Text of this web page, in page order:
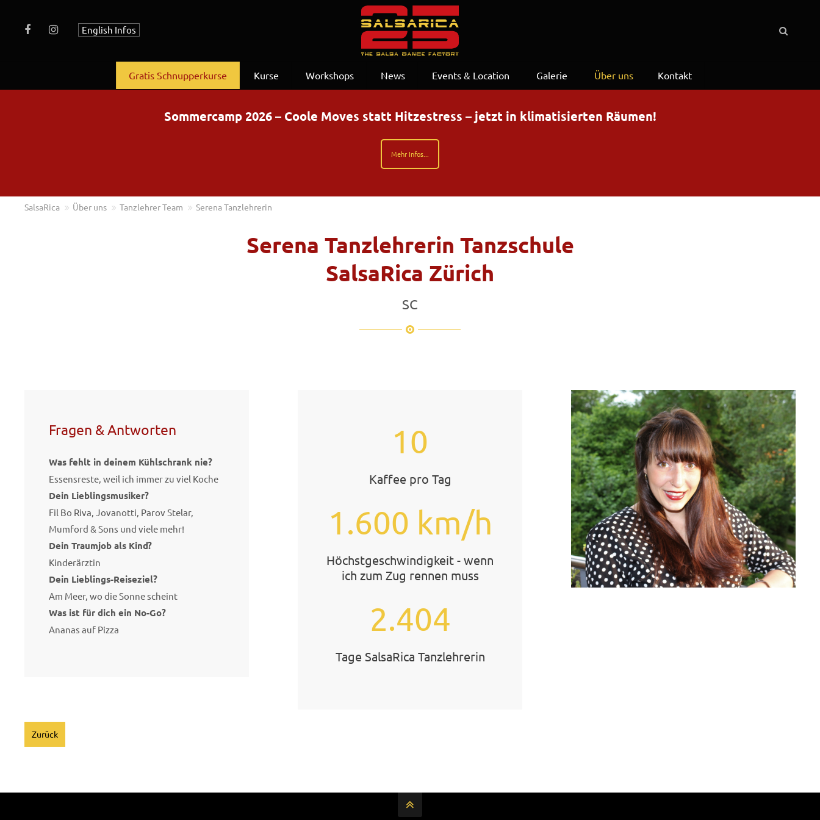
English Infos
Gratis Schnupperkurse Kurse Workshops News Events & Location Galerie Über uns Kontakt
Sommercamp 2026 – Coole Moves statt Hitzestress – jetzt in klimatisierten Räumen!
Mehr Infos...
SalsaRica Über uns Tanzlehrer Team Serena Tanzlehrerin
Serena Tanzlehrerin Tanzschule
SalsaRica Zürich
SC
Fragen & Antworten
Was fehlt in deinem Kühlschrank nie?
Essensreste, weil ich immer zu viel Koche
Dein Lieblingsmusiker?
Fil Bo Riva, Jovanotti, Parov Stelar,
Mumford & Sons und viele mehr!
Dein Traumjob als Kind?
Kinderärztin
Dein Lieblings-Reiseziel?
Am Meer, wo die Sonne scheint
Was ist für dich ein No-Go?
Ananas auf Pizza
10
Kaffee pro Tag
1.600 km/h
Höchstgeschwindigkeit - wenn
ich zum Zug rennen muss
2.404
Tage SalsaRica Tanzlehrerin
Zurück